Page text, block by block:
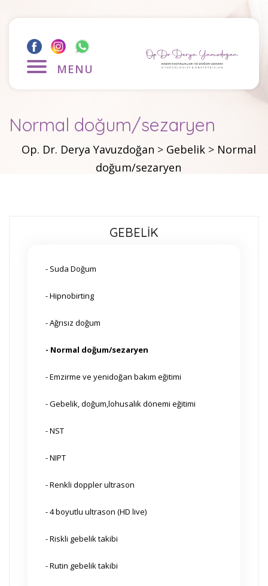
MENU
Normal doğum/sezaryen
Op. Dr. Derya Yavuzdoğan > Gebelik> Normal
doğum/sezaryen
GEBELİK
- Suda Doğum
- Hipnobirting
- Ağrısız doğum
- Normal doğum/sezaryen
- Emzirme ve yenidoğan bakım eğitimi
- Gebelik, doğum,lohusalık dönemi eğitimi
- NST
- NIPT
- Renkli doppler ultrason
- 4 boyutlu ultrason (HD live)
- Riskli gebelik takibi
- Rutin gebelik takibi